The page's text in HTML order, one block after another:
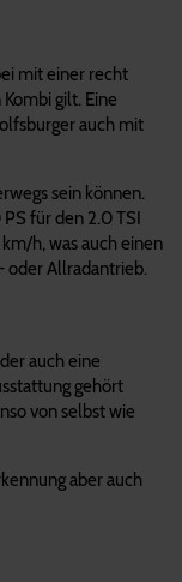
mit einer recht
gilt. Eine
auch mit
sein können.
für den 2.0 TSI
h, was auch einen
Allradantrieb.
auch eine
gehört
von selbst wie
aber auch